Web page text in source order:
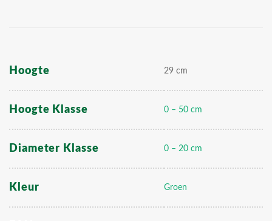
Hoogte 29 cm
Hoogte Klasse 0 – 50 cm
Diameter Klasse 0 – 20 cm
Kleur Groen